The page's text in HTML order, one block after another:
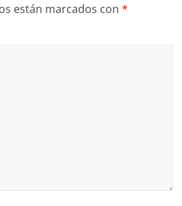
están marcados con*